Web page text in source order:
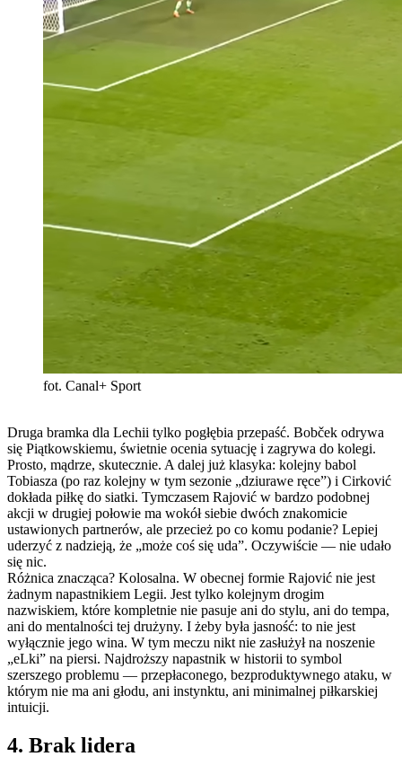
fot. Canal+ Sport
Druga bramka dla Lechii tylko pogłębia przepaść. Bobček odrywa
się Piątkowskiemu, świetnie ocenia sytuację i zagrywa do kolegi.
Prosto, mądrze, skutecznie. A dalej już klasyka: kolejny babol
Tobiasza (po raz kolejny w tym sezonie „dziurawe ręce”) i Cirković
dokłada piłkę do siatki. Tymczasem Rajović w bardzo podobnej
akcji w drugiej połowie ma wokół siebie dwóch znakomicie
ustawionych partnerów, ale przecież po co komu podanie? Lepiej
uderzyć z nadzieją, że „może coś się uda”. Oczywiście — nie udało
się nic.
Różnica znacząca? Kolosalna. W obecnej formie Rajović nie jest
żadnym napastnikiem Legii. Jest tylko kolejnym drogim
nazwiskiem, które kompletnie nie pasuje ani do stylu, ani do tempa,
ani do mentalności tej drużyny. I żeby była jasność: to nie jest
wyłącznie jego wina. W tym meczu nikt nie zasłużył na noszenie
„eLki” na piersi. Najdroższy napastnik w historii to symbol
szerszego problemu — przepłaconego, bezproduktywnego ataku, w
którym nie ma ani głodu, ani instynktu, ani minimalnej piłkarskiej
intuicji.
4. Brak lidera